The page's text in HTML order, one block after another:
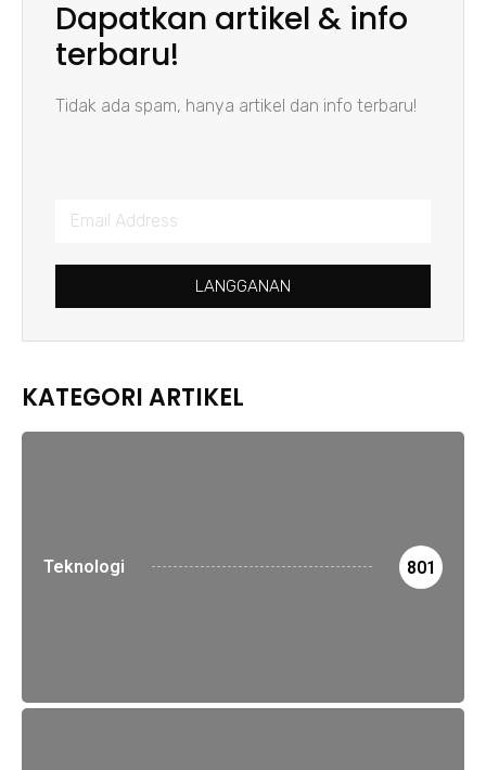
Dapatkan artikel & info
terbaru!
Tidak ada spam, hanya artikel dan info terbaru!
LANGGANAN
KATEGORI ARTIKEL
Teknologi 801